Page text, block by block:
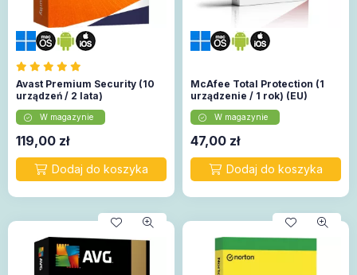
Avast Premium Security (10
urządzeń / 2 lata)
W magazynie
119,00 zł
McAfee Total Protection (1
urządzenie / 1 rok) (EU)
W magazynie
47,00 zł